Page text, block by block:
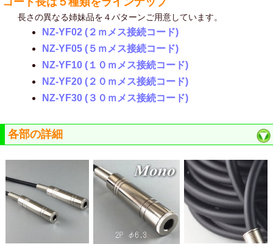
長さの異なる姉妹品を４パターンご用意しています。
NZ-YF02 (２ｍメス接続コード)
NZ-YF05 (５ｍメス接続コード)
NZ-YF10 (１０ｍメス接続コード)
NZ-YF20 (２０ｍメス接続コード)
NZ-YF30 (３０ｍメス接続コード)
各部の詳細